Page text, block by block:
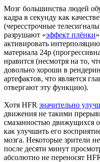
Мозг большинства людей
кадра в секунду как
(чересстрочные
разрушают «эффект плёнки
активировать
материала 24p
нравится (несмотря на то,
довольно хороши в
артефактов, что является
отвергают эту функцию).
Хотя HFR значительно
движения не такими
смазанностью движущихся
как улучшить его
мозга. Некоторые зрители
после десяти минут
абсолютно не переносят